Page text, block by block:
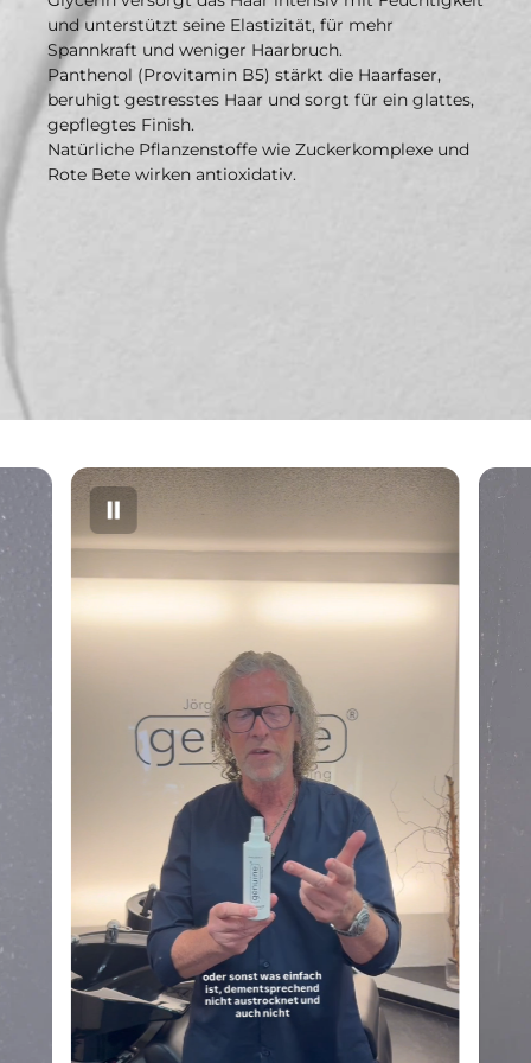
Verantwortliche Person in der EU:
• Name: Joerg Wilken
• Adresse: Hauptstraße 36, 26465 Langeoog, Deutschland
• E-Mail: info@genuine-haircare.de
und unterstützt seine Elastizität, für mehr
Spannkraft und weniger Haarbruch.
Panthenol (Provitamin B5) stärkt die Haarfaser,
beruhigt gestresstes Haar und sorgt für ein glattes,
gepflegtes Finish.
Natürliche Pflanzenstoffe wie Zuckerkomplexe und
Rote Bete wirken antioxidativ.